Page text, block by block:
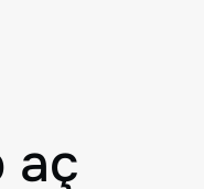
aç